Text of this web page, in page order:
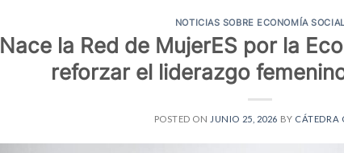
NOTICIAS SOBRE ECONOMÍA SOCIAL
Nace la Red de MujerES por la
reforzar el liderazgo
POSTED ON JUNIO 25, 2026 BY CÁTEDRA